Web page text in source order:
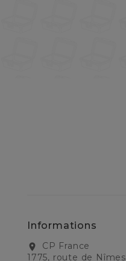
Informations
location_on
CP France
1775, route de Nîmes